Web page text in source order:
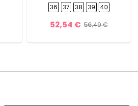
36 37 38 39 40
52,54 € 56,49 €